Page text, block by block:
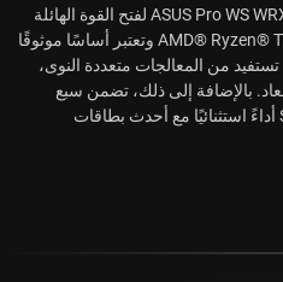
تم تصميم لوحة الأم ASUS Pro WS WRX90E-SAGE SE لفتح القوة الهائلة
لأحدث معالجات AMD® Ryzen® Threadripper™ Pro وتعتبر أساسًا موثوقًا
من المعالجات متعددة النوى،
بالإضافة إلى ذلك، تضمن سبع
فتحات PCIe 4.0 مع حماية SafeSlot أداءً استثنائيًا مع أحدث بطاقات